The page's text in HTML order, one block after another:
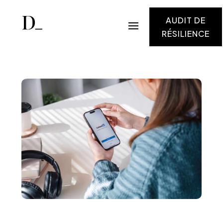
AUDIT DE
RÉSILIENCE